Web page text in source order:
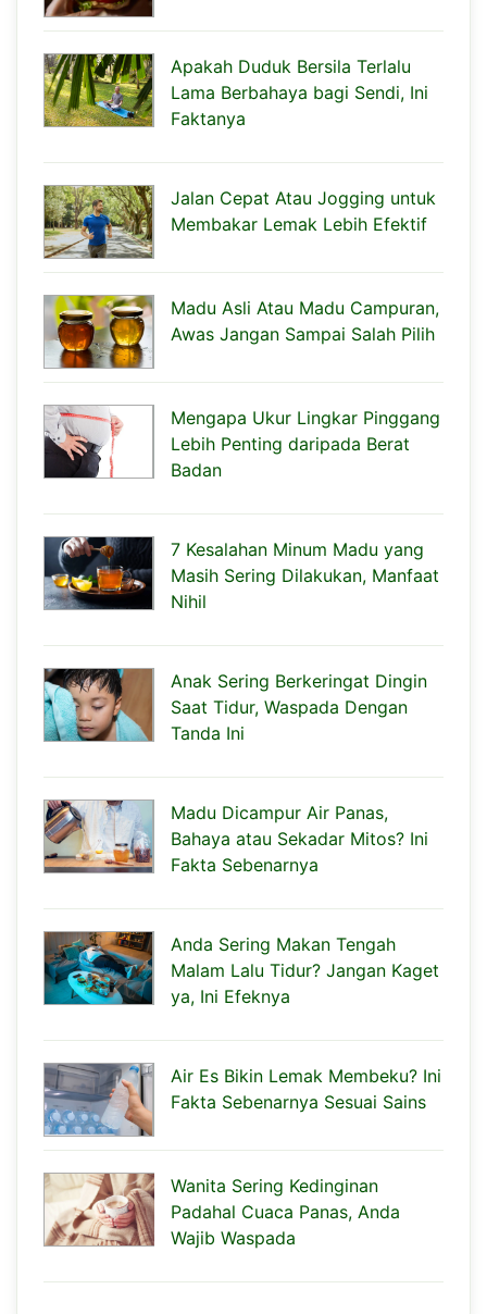
Apakah Duduk Bersila Terlalu
Lama Berbahaya bagi Sendi, Ini
Faktanya
Jalan Cepat Atau Jogging untuk
Membakar Lemak Lebih Efektif
Madu Asli Atau Madu Campuran,
Awas Jangan Sampai Salah Pilih
Mengapa Ukur Lingkar Pinggang
Lebih Penting daripada Berat
Badan
7 Kesalahan Minum Madu yang
Masih Sering Dilakukan, Manfaat
Nihil
Anak Sering Berkeringat Dingin
Saat Tidur, Waspada Dengan
Tanda Ini
Madu Dicampur Air Panas,
Bahaya atau Sekadar Mitos? Ini
Fakta Sebenarnya
Anda Sering Makan Tengah
Malam Lalu Tidur? Jangan Kaget
ya, Ini Efeknya
Air Es Bikin Lemak Membeku? Ini
Fakta Sebenarnya Sesuai Sains
Wanita Sering Kedinginan
Padahal Cuaca Panas, Anda
Wajib Waspada